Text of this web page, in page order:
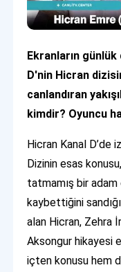
Ekranların
D'nin Hicran
canlandıran
kimdir? Oyuncu
Hicran Kanal D’de
Dizinin esas
tatmamış bir adam
kaybettiğini
alan Hicran, Zehra
Aksongur hikayesi
içten konusu hem